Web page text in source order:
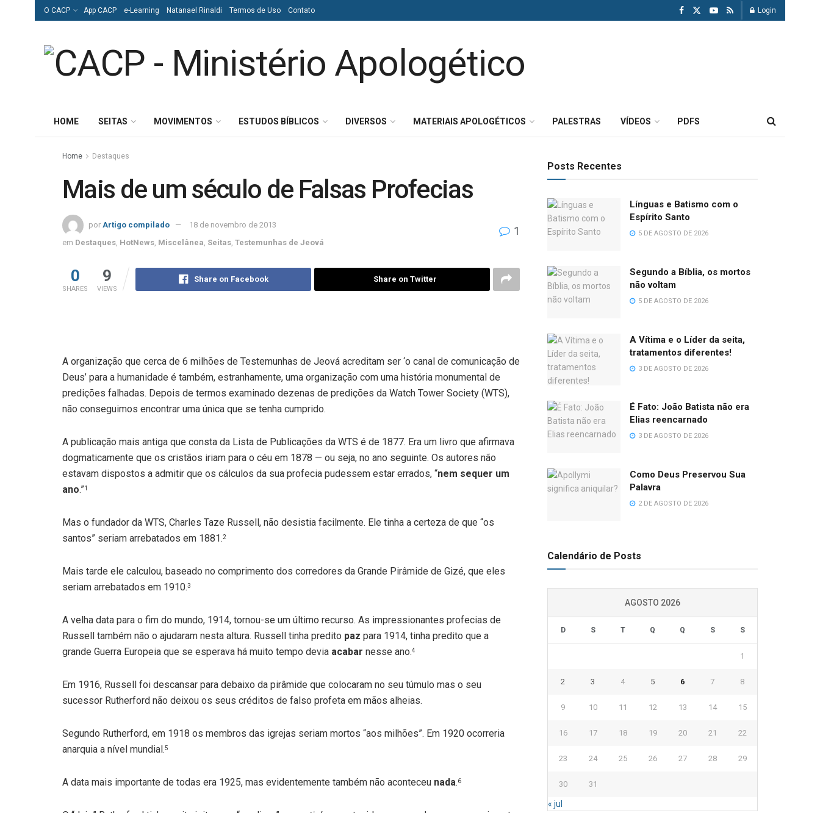
O CACP App CACP e-Learning Natanael Rinaldi Termos de Uso Contato Login
HOME SEITAS MOVIMENTOS ESTUDOS BÍBLICOS DIVERSOS MATERIAIS APOLOGÉTICOS PALESTRAS VÍDEOS PDFS
Home Destaques
Mais de um século de Falsas Profecias
por Artigo compilado
18 de novembro de 2013
em Destaques HotNews Miscelânea Seitas Testemunhas de Jeová
1
0
SHARES
9
VIEWS
Share on Facebook Share on Twitter
A organização que cerca de 6 milhões de Testemunhas de Jeová acreditam ser ‘o canal de comunicação de
Deus’ para a humanidade é também, estranhamente, uma organização com uma história monumental de
predições falhadas. Depois de termos examinado dezenas de predições da Watch Tower Society (WTS),
não conseguimos encontrar uma única que se tenha cumprido.
A publicação mais antiga que consta da Lista de Publicações da WTS é de 1877. Era um livro que afirmava
dogmaticamente que os cristãos iriam para o céu em 1878 — ou seja, no ano seguinte. Os autores não
estavam dispostos a admitir que os cálculos da sua profecia pudessem estar errados, “nem sequer um
ano.”1
Mas o fundador da WTS, Charles Taze Russell, não desistia facilmente. Ele tinha a certeza de que “os
santos” seriam arrebatados em 1881.2
Mais tarde ele calculou, baseado no comprimento dos corredores da Grande Pirâmide de Gizé, que eles
seriam arrebatados em 1910.3
A velha data para o fim do mundo, 1914, tornou-se um último recurso. As impressionantes profecias de
Russell também não o ajudaram nesta altura. Russell tinha predito paz para 1914, tinha predito que a
grande Guerra Europeia que se esperava há muito tempo devia acabar nesse ano.4
Em 1916, Russell foi descansar para debaixo da pirâmide que colocaram no seu túmulo mas o seu
sucessor Rutherford não deixou os seus créditos de falso profeta em mãos alheias.
Segundo Rutherford, em 1918 os membros das igrejas seriam mortos “aos milhões”. Em 1920 ocorreria
anarquia a nível mundial.5
A data mais importante de todas era 1925, mas evidentemente também não aconteceu nada.6
Posts Recentes
Línguas e Batismo com o
Espírito Santo
5 DE AGOSTO DE 2026
Segundo a Bíblia, os mortos
não voltam
5 DE AGOSTO DE 2026
A Vítima e o Líder da seita,
tratamentos diferentes!
3 DE AGOSTO DE 2026
É Fato: João Batista não era
Elias reencarnado
3 DE AGOSTO DE 2026
Como Deus Preservou Sua
Palavra
2 DE AGOSTO DE 2026
Calendário de Posts
AGOSTO 2026
D S T Q Q S S
1
2 3 4 5 6 7 8
9 10 11 12 13 14 15
16 17 18 19 20 21 22
23 24 25 26 27 28 29
30 31
« jul